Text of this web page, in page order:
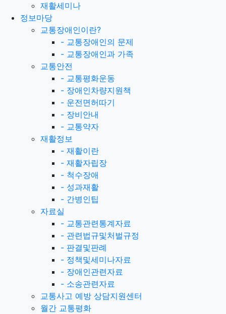
재활세미나
정보마당
교통장애인이란?
- 교통장애인의 문제
- 교통장애인과 가족
교통안전
- 교통평화운동
- 장애인차량지원책
- 운전면허따기
- 장비안내
- 교통약자
재활정보
- 재활이란
- 재활자립장
- 척수장애
- 성과재활
- 간병인팁
자료실
- 교통관련통계자료
- 관련법규및처벌규정
- 판결및판례
- 정책및세미나자료
- 장애인관련자료
- 소송관련자료
교통사고 예방 상담지원센터
월간 교통평화